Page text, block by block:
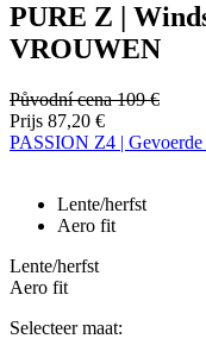
PURE Z |
VROUWEN
Původní cena109 €
Prijs 87,20 €
PASSION Z4 |
Lente/herfst
Aero fit
Lente/herfst
Aero fit
Selecteer maat: